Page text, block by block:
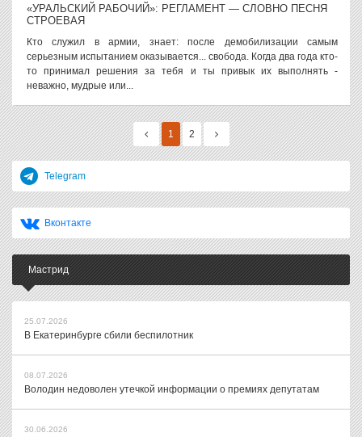
«УРАЛЬСКИЙ РАБОЧИЙ»: РЕГЛАМЕНТ — СЛОВНО ПЕСНЯ
СТРОЕВАЯ
Кто служил в армии, знает: после демобилизации самым
серьезным испытанием оказывается... свобода. Когда два года кто-
то принимал решения за тебя и ты привык их выполнять -
неважно, мудрые или...
1 2
Telegram
Вконтакте
Мастрид
25.07.2026
В Екатеринбурге сбили беспилотник
08.07.2026
Володин недоволен утечкой информации о премиях депутатам
30.06.2026